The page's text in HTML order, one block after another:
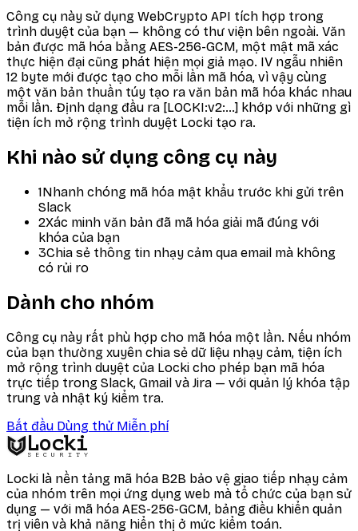
Công cụ này sử dụng WebCrypto API tích hợp trong
trình duyệt của bạn — không có thư viện bên ngoài. Văn
bản được mã hóa bằng AES-256-GCM, một mật mã xác
thực hiện đại cũng phát hiện mọi giả mạo. IV ngẫu nhiên
12 byte mới được tạo cho mỗi lần mã hóa, vì vậy cùng
một văn bản thuần túy tạo ra văn bản mã hóa khác nhau
mỗi lần. Định dạng đầu ra [LOCKI:v2:…] khớp với những gì
tiện ích mở rộng trình duyệt Locki tạo ra.
Khi nào sử dụng công cụ này
1Nhanh chóng mã hóa mật khẩu trước khi gửi trên
Slack
2Xác minh văn bản đã mã hóa giải mã đúng với
khóa của bạn
3Chia sẻ thông tin nhạy cảm qua email mà không
có rủi ro
Dành cho nhóm
Công cụ này rất phù hợp cho mã hóa một lần. Nếu nhóm
của bạn thường xuyên chia sẻ dữ liệu nhạy cảm, tiện ích
mở rộng trình duyệt của Locki cho phép bạn mã hóa
trực tiếp trong Slack, Gmail và Jira — với quản lý khóa tập
trung và nhật ký kiểm tra.
Bắt đầu Dùng thử Miễn phí
Locki
SECURITY
Locki là nền tảng mã hóa B2B bảo vệ giao tiếp nhạy cảm
của nhóm trên mọi ứng dụng web mà tổ chức của bạn sử
dụng — với mã hóa AES-256-GCM, bảng điều khiển quản
trị viên và khả năng hiển thị ở mức kiểm toán.